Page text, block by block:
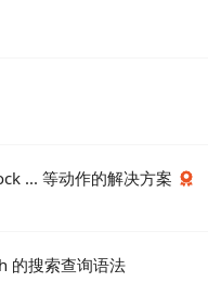
... 等动作的解决方案
的搜索查询语法